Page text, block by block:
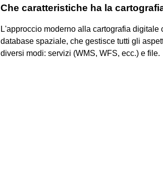
Che caratteristiche ha la
L'approccio moderno alla cartografia
database spaziale, che gestisce tutti gli
diversi modi: servizi (WMS, WFS, ecc.) e file.